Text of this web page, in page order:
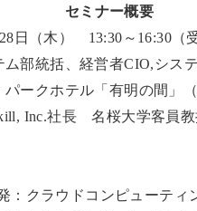
セミナー概要
日（木） 13:30～16:30（
ム部統括、経営者CIO,シス
パークホテル「有明の間」
Inc.社長 名桜大学客員
：クラウドコンピューティ